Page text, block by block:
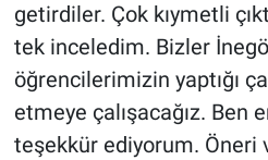
getirdiler. Çok kıymetli
tek inceledim. Bizler
öğrencilerimizin yaptığı
etmeye çalışacağız. Ben
teşekkür ediyorum. Öneri